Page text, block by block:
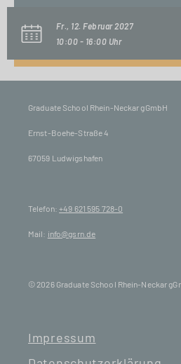
Fr., 12. Februar 2027
10:00 - 16:00 Uhr
Graduate School Rhein-Neckar gGmbH
Ernst-Boehe-Straße 4
67059 Ludwigshafen
Telefon:+49 621 595 728-0
Mail: info@gsrn.de
© 2026 Graduate School Rhein-Neckar
Impressum